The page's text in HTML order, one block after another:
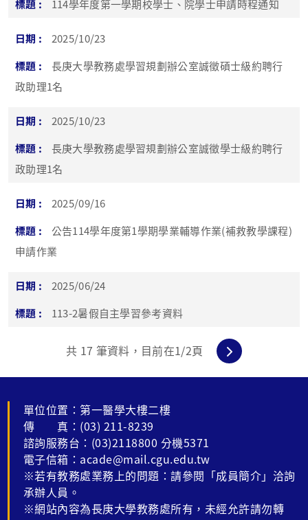
114學年度第一學期校學士、院學士申請時程通知
2025/10/23
長庚大學教務處學習規劃辦公室誠徵碩士級約聘行
政助理1名
2025/10/23
長庚大學教務處學習規劃辦公室誠徵學士級約聘行
政助理1名
2025/09/16
公告114學年度第1學期學業輔導作業(補救教學課程)
申請作業
2025/06/24
113-2暑假自主學習參考資料
共 17 筆資料，目前在1/2頁
單位位置：第一醫學大樓二樓
傳 真：(03) 211-8239
諮詢服務台：(03)2118800 分機5371
電子信箱：acade@mail.cgu.edu.tw
※若有教務處業務上的問題：請參閱「成員簡介」洽詢
承辦人員。
※網站內容為長庚大學教務處所有，未經允許請勿轉